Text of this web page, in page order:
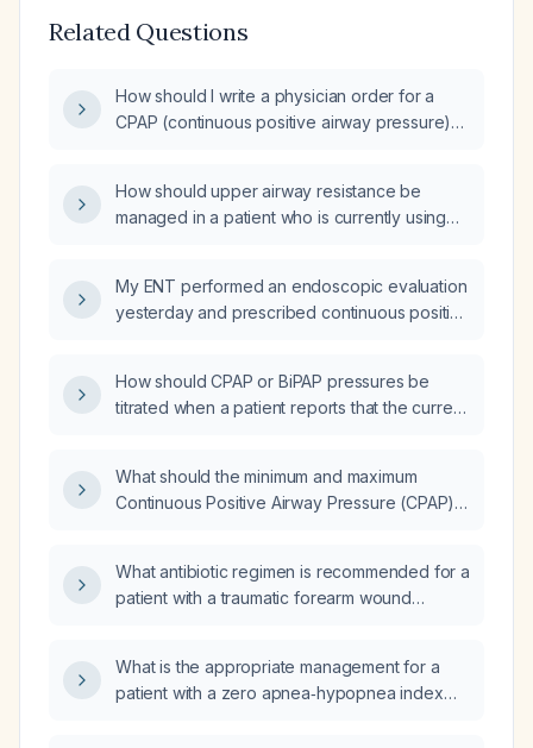
Related Questions
How should I write a physician order for a
CPAP (continuous positive airway pressure)
How should upper airway resistance be
managed in a patient who is currently using
My ENT performed an endoscopic evaluation
yesterday and prescribed continuous positive
How should CPAP or BiPAP pressures be
titrated when a patient reports that the current
pressure of 10 cm H₂O are too strong?
What should the minimum and maximum
Continuous Positive Airway Pressure (CPAP)
Apnea (OSA)?
What antibiotic regimen is recommended for a
patient with a traumatic forearm wound
history of methicillin‑resistant Staphylococcus
aureus (MRSA), in [STATE]?
What is the appropriate management for a
patient with a zero apnea‑hypopnea index